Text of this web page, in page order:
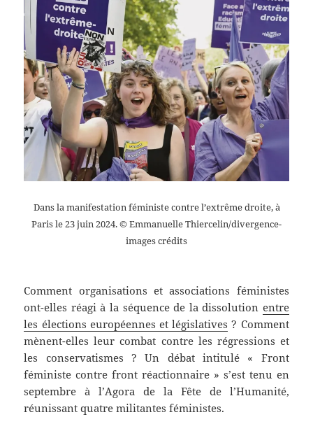
Dans la manifestation féministe contre l’extrême droite, à
Paris le 23 juin 2024. © Emmanuelle Thiercelin/divergence-
images crédits
Comment organisations et associations féministes
ont-elles réagi à la séquence de la dissolution entre
les élections européennes et législatives ? Comment
mènent-elles leur combat contre les régressions et
les conservatismes ? Un débat intitulé « Front
féministe contre front réactionnaire » s’est tenu en
septembre à l’Agora de la Fête de l’Humanité,
réunissant quatre militantes féministes.